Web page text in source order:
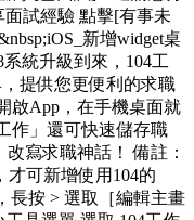
試經驗 點擊[有事未
iOS_新增widget桌
系統升級到來，104工
提供您更便利的求職
啟App，在手機桌面就
作」還可快速儲存職
寫求職神話！ 備註：
才可新增使用104的
長按 > 選取［編輯主畫